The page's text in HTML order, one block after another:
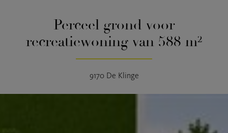
Perceel grond voor
recreatiewoning van 588 m²
9170 De Klinge